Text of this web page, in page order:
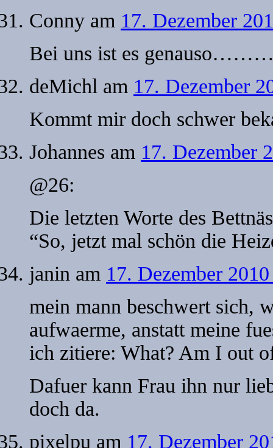
Conny am 17. Dezember
Bei uns ist es
deMichl am 17. Dezember
Kommt mir doch schwer
Johannes am 17. Dezember
@26:
Die letzten Worte des
“So, jetzt mal schön die
janin am 17. Dezember
mein mann beschwert sich,
aufwaerme, anstatt meine
ich zitiere: What? Am I out
Dafuer kann Frau ihn nur
doch da.
pixelpu am 17. Dezember